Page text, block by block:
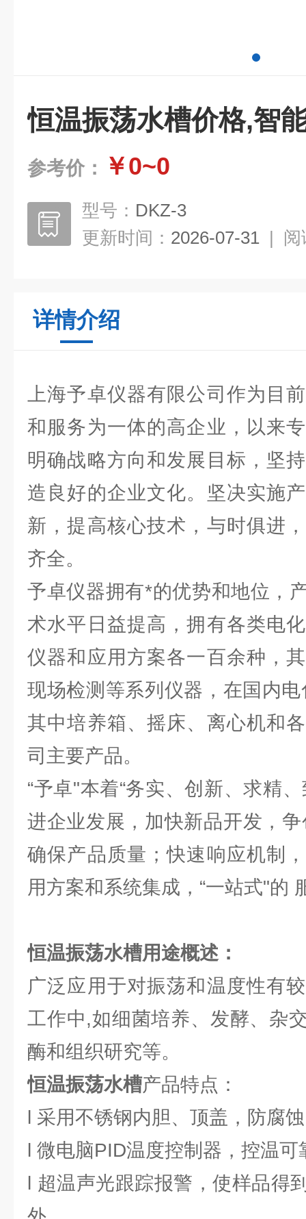
恒温振荡水槽价格,智
参考价： ￥0~0
型号： DKZ-3
更新时间： 2026-07-31 | 阅
详情介绍
上海予卓仪器有限公司作为目
和服务为一体的高企业，以来
明确战略方向和发展目标，坚
造良好的企业文化。坚决实施
新，提高核心技术，与时俱进
齐全。
予卓仪器拥有*的优势和地位，
术水平日益提高，拥有各类电
仪器和应用方案各一百余种，
现场检测等系列仪器，在国内
其中培养箱、摇床、离心机和
司主要产品。
“予卓"本着“务实、创新、求精
进企业发展，加快新品开发，
确保产品质量；快速响应机制
用方案和系统集成，“一站式"的
恒温振荡水槽用途概述：
广泛应用于对振荡和温度性有
工作中,如细菌培养、发酵、杂
酶和组织研究等。
恒温振荡水槽产品特点：
l 采用不锈钢内胆、顶盖，防腐
l 微电脑PID温度控制器，控温可
l 超温声光跟踪报警，使样品得